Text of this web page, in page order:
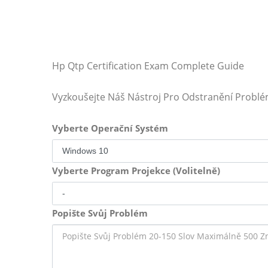
Hp Qtp Certification Exam Complete Guide
Vyzkoušejte Náš Nástroj Pro Odstranění
Vyberte Operační Systém
Vyberte Program Projekce (Volitelně)
Popište Svůj Problém